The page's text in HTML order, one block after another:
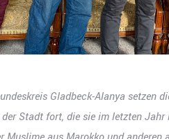
Gladbeck-Alanya setzen
Stadt fort, die sie im letzten
Muslime aus Marokko und